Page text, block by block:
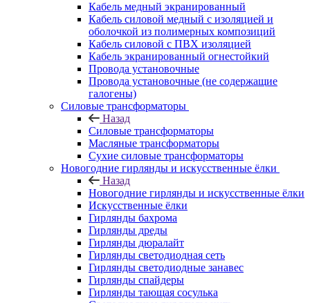
Кабель медный экранированный
Кабель силовой медный с изоляцией и
оболочкой из полимерных композиций
Кабель силовой с ПВХ изоляцией
Кабель экранированный огнестойкий
Провода установочные
Провода установочные (не содержащие
галогены)
Силовые трансформаторы
Назад
Силовые трансформаторы
Масляные трансформаторы
Сухие силовые трансформаторы
Новогодние гирлянды и искусственные ёлки
Назад
Новогодние гирлянды и искусственные ёлки
Искусственные ёлки
Гирлянды бахрома
Гирлянды дреды
Гирлянды дюралайт
Гирлянды светодиодная сеть
Гирлянды светодиодные занавес
Гирлянды спайдеры
Гирлянды тающая сосулька